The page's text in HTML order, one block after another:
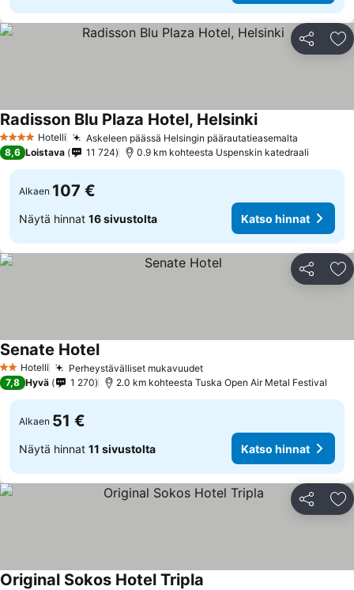
Jaa
4 Tähtiluokitus
Hotelli Askeleen päässä Helsingin päärautatieasemalta
Radisson Blu Plaza Hotel, HelsinkiKatso hinnat
8,6 Loistava 11 724 0.9 km kohteesta Uspenskin katedraali
Alkaen 107 €
Näytä hinnat 16 sivustolta Katso hinnat
Jaa
2 Tähtiluokitus
Hotelli Perheystävälliset mukavuudetKatso hinnat
Senate HotelKatso hinnat
7,8 Hyvä 1 270 2.0 km kohteesta Tuska Open Air Metal Festival
Alkaen 51 €
Näytä hinnat 11 sivustolta Katso hinnat
Jaa
Original Sokos Hotel Tripla